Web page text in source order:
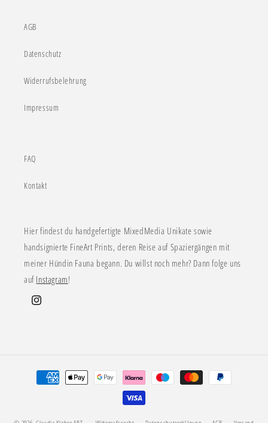
AGB
Datenschutz
Widerrufsbelehrung
Impressum
FAQ
Kontakt
Hier findest du handgefertigte MixedMedia Unikate sowie
handsignierte FineArt Prints, deren Reise auf Spaziergängen mit
meiner Hündin Fauna begann. Du willst noch mehr? Dann folge uns
auf Instagram!
Instagram
Zahlungsmethoden